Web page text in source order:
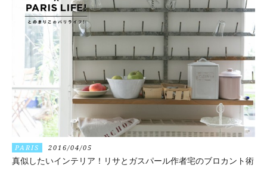
PARIS 2016/04/05
真似したいインテリア！リサとガスパール作者宅のブロカント術